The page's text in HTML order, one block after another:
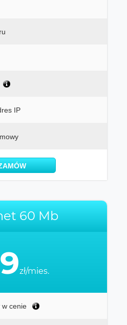
IP
60 Mb
zł/mies.
w cenie